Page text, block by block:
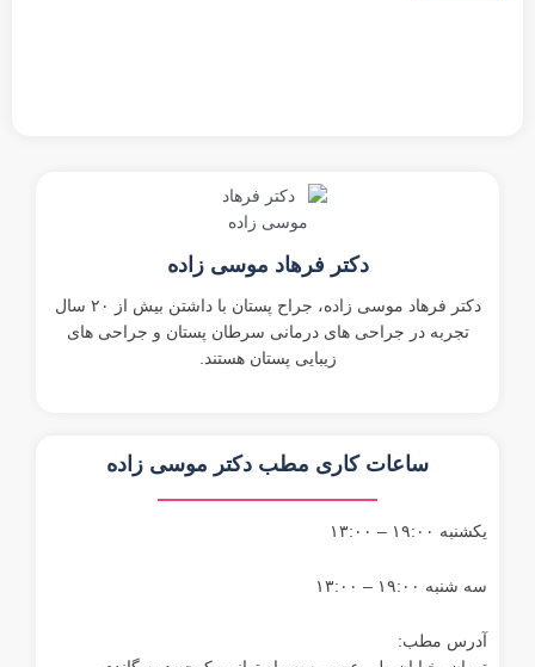
دکتر فرهاد موسی زاده
دکتر فرهاد موسی زاده، جراح پستان با داشتن بیش از ۲۰ سال
تجربه در جراحی های درمانی سرطان پستان و جراحی های
زیبایی پستان هستند.
ساعات کاری مطب دکتر موسی زاده
یکشنبه ۱۹:۰۰ – ۱۳:۰۰
سه شنبه ۱۹:۰۰ – ۱۳:۰۰
آدرس مطب: